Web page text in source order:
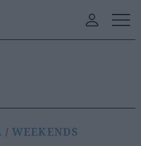
WEEKENDS